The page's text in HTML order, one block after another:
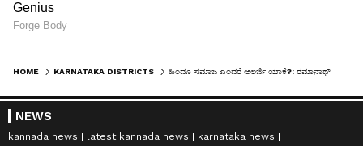
HOME KARNATAKA DISTRICTS
NEWS
kannada news latest kannada news
karnataka news